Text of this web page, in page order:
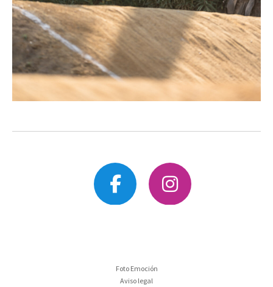
Foto Emoción
Aviso legal